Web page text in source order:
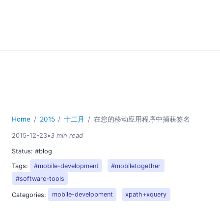
Home 2015 十二月 在您的移动应用程序中捕获签名
2015-12-23•3 min read
Status: #blog
Tags:
#mobile-development
#mobiletogether
#software-tools
Categories: mobile-development xpath+xquery